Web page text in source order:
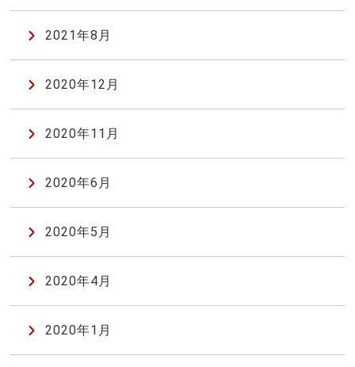
2021年8月
2020年12月
2020年11月
2020年6月
2020年5月
2020年4月
2020年1月